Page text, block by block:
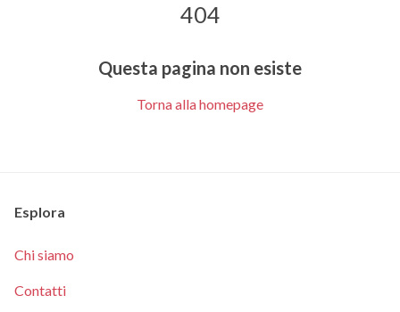
404
Questa pagina non esiste
Torna alla homepage
Esplora
Chi siamo
Contatti